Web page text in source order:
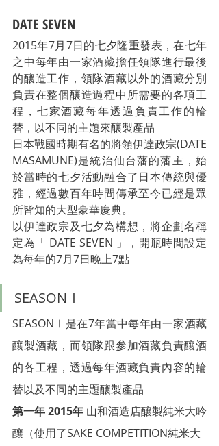
DATE SEVEN
2015年7月7日的七夕隆重發表，在七年
之中每年由一家酒藏擔任領隊進行最後
的釀造工作，領隊酒藏以外的酒藏分別
負責在整個釀造過程中所需要的各項工
程，七家酒藏每年透過負責工作的輪
替，以不同的主題來釀製產品
日本戰國時期有名的將領伊達政宗(DATE
MASAMUNE)是統治仙台藩的藩主，始
於當時的七夕活動融合了日本傳統與優
雅，經過數百年時間傳承至今已經是眾
所皆知的大型豪華慶典。
以伊達政宗及七夕為構想，將企劃名稱
定為「 DATE SEVEN 」，開瓶時間設定
為每年的7月7日晚上7點
SEASONⅠ
SEASONⅠ是在7年當中每年由一家酒藏
釀製酒藏，而領隊跟參加酒藏負責釀酒
的各工程，透過每年酒藏負責內容的輪
替以及不同的主題釀製產品
第一年 2015年 山和酒造店釀製純米大吟
釀（使用了SAKE COMPETITION純米大